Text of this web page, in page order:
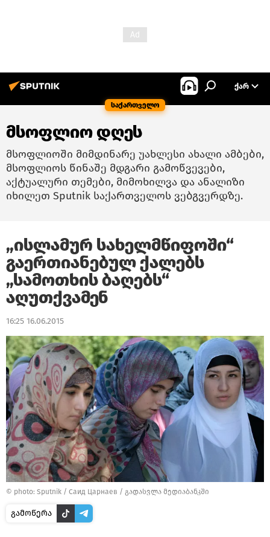
საქართველო
ᲥᲐᲠ
მსოფლიო დღეს
მსოფლიოში მიმდინარე უახლესი ახალი ამბები,
მსოფლიოს წინაშე მდგარი გამოწვევები,
აქტუალური თემები, მიმოხილვა და ანალიზი
იხილეთ Sputnik საქართველოს ვებგვერდზე.
„ისლამურ სახელმწიფოში“
გაერთიანებულ ქალებს
„სამოთხის ბაღებს“
აღუთქვამენ
16:25 16.06.2015
© photo: Sputnik / Саид Царнаев / გადასვლა მედიაბანკში
გამოწერა